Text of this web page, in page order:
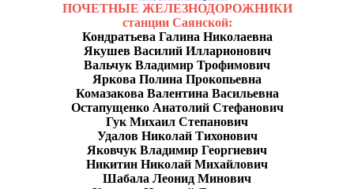
ПОЧЕТНЫЕ ЖЕЛЕЗНОДОРОЖНИКИ
станции Саянской:
Кондратьева Галина Николаевна
Якушев Василий Илларионович
Вальчук Владимир Трофимович
Яркова Полина Прокопьевна
Комазакова Валентина Васильевна
Остапущенко Анатолий Стефанович
Гук Михаил Степанович
Удалов Николай Тихонович
Яковчук Владимир Георгиевич
Никитин Николай Михайлович
Шабала Леонид Минович